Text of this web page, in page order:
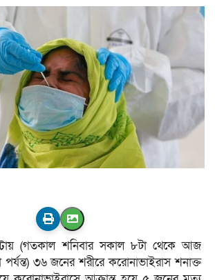
(গতকাল শনিবার সকাল ৮টা থেকে আজ
৩৬ জনের শরীরে করোনাভাইরাস শনাক্ত